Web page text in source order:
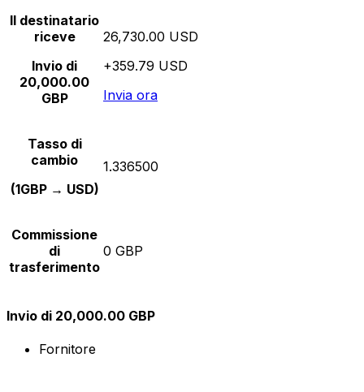
Il destinatario
riceve
Invio di
20,000.00
GBP
26,730.00 USD
+359.79 USD
Invia ora
Tasso di
cambio
(1GBP → USD)
1.336500
Commissione
di
trasferimento
0 GBP
Invio di 20,000.00 GBP
Fornitore